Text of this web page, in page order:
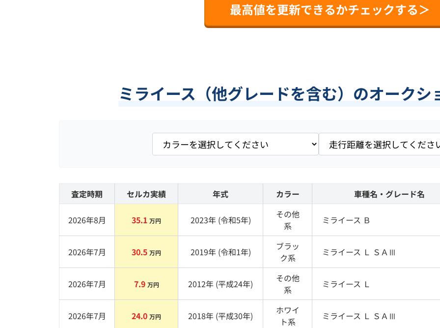
最高値を更新できるかチェックする＞
ミライース（他グレードを含む）のオークシ
査定時期 セルカ実績 年式 カラー 車種名・グレード名
2026年8月 35.1 万円 2023年 (令和5年)
その他
系
ミライース Ｂ
2026年7月 30.5 万円 2019年 (令和1年)
ブラッ
ク系 ミライース Ｌ ＳＡⅢ
2026年7月 7.9 万円 2012年 (平成24年)
その他
系
ミライース Ｌ
2026年7月 24.0 万円 2018年 (平成30年)
ホワイ
ト系 ミライース Ｌ ＳＡⅢ